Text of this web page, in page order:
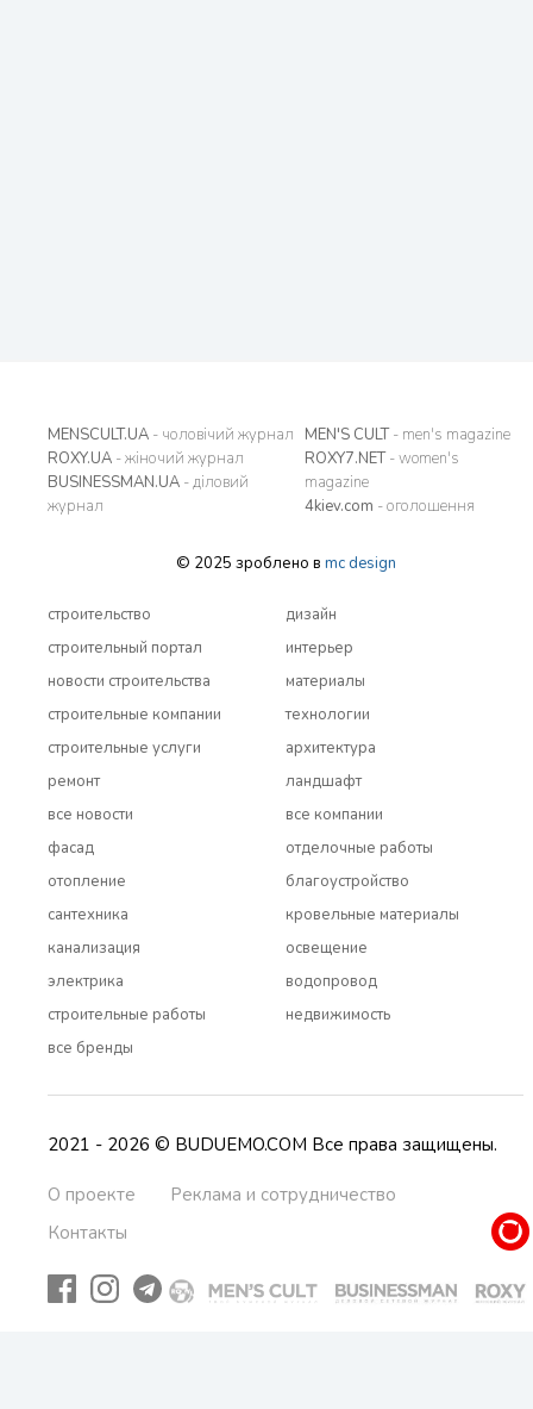
MENSCULT.UA - чоловічий журнал
ROXY.UA - жіночий журнал
BUSINESSMAN.UA - діловий
журнал
MEN'S CULT- men's magazine
ROXY7.NET- women's
magazine
4kiev.com - оголошення
© 2025 зроблено в mc design
строительство
строительный портал
новости строительства
строительные компании
строительные услуги
ремонт
все новости
дизайн
интерьер
материалы
технологии
архитектура
ландшафт
все компании
фасад
отопление
сантехника
канализация
электрика
строительные работы
все бренды
отделочные работы
благоустройство
кровельные материалы
освещение
водопровод
недвижимость
2021 - 2026 © BUDUEMO.COM Все права защищены.
О проекте
Реклама и сотрудничество
Контакты